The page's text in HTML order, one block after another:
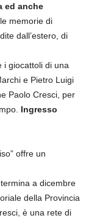
ed anche
memorie di
dall’estero, di
i giocattoli di una
e Pietro Luigi
Paolo Cresci, per
Ingresso
offre un
a dicembre
della Provincia
è una rete di